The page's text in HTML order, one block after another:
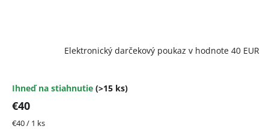
Elektronický darčekový poukaz v hodnote 40 EUR
Ihneď na stiahnutie (>15 ks)
€40
Jednotková
€40 / 1 ks